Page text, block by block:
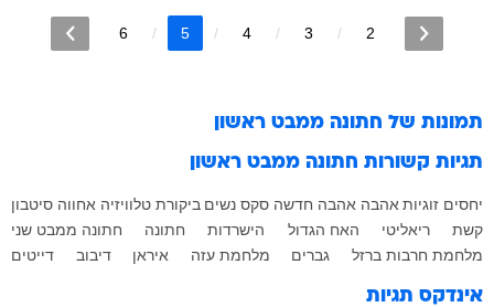
2
3
4
5
6
תמונות של חתונה ממבט ראשון
תגיות קשורות חתונה ממבט ראשון
יחסים זוגיות אהבה אהבה חדשה סקס נשים ביקורת טלוויזיה אחווה סיטבון
קשת
ריאליטי האח הגדול הישרדות חתונה
חתונה ממבט שני
מלחמת חרבות ברזל
גברים מלחמת עזה איראן דיבוב דייטים
אינדקס תגיות